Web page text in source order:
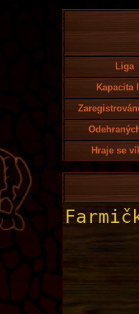
Liga
Kapacita
Hraje se